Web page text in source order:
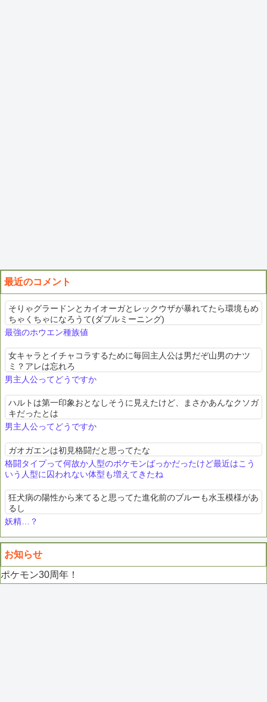
最近のコメント
そりゃグラードンとカイオーガとレックウザが暴れてたら環境もめ
ちゃくちゃになろうて(ダブルミーニング)
最強のホウエン種族値
女キャラとイチャコラするために毎回主人公は男だぞ山男のナツ
ミ？アレは忘れろ
男主人公ってどうですか
ハルトは第一印象おとなしそうに見えたけど、まさかあんなクソガ
キだったとは
男主人公ってどうですか
ガオガエンは初見格闘だと思ってたな
格闘タイプって何故か人型のポケモンばっかだったけど最近はこう
いう人型に囚われない体型も増えてきたね
狂犬病の陽性から来てると思ってた進化前のブルーも水玉模様があ
るし
妖精…？
お知らせ
ポケモン30周年！